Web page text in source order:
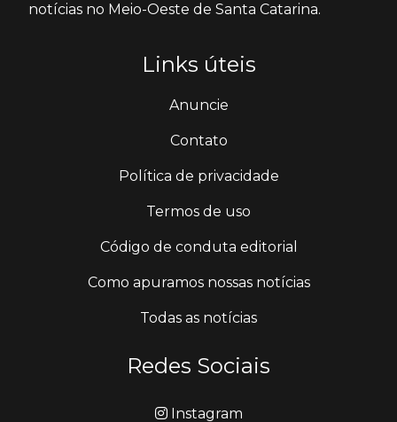
notícias no Meio-Oeste de Santa Catarina.
Links úteis
Anuncie
Contato
Política de privacidade
Termos de uso
Código de conduta editorial
Como apuramos nossas notícias
Todas as notícias
Redes Sociais
Instagram